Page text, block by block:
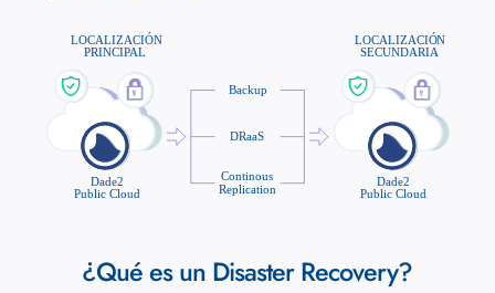
¿Qué es un Disaster Recovery?